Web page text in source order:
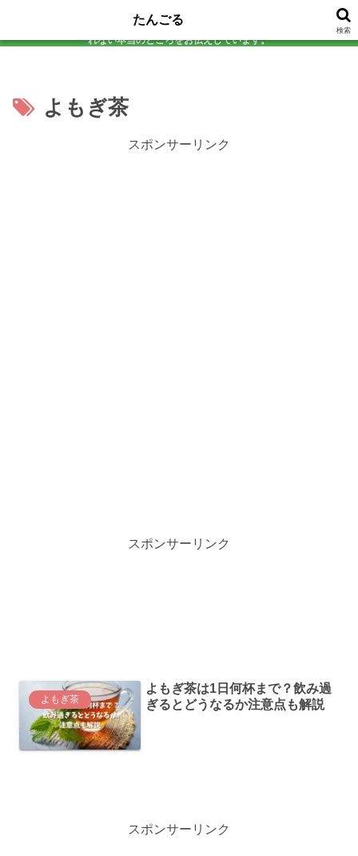
アラフォーの美容と健康を真剣に考える研究所。 気になる食品は必ず自分で試
してから判定！添加物チェックから効果検証まで、 口コミサイトじゃ教えてく
れない本当のところをお伝えしています。
本サイトのコンテンツには、プロモーションが含まれています。
よもぎ茶
スポンサーリンク
スポンサーリンク
よもぎ茶
よもぎ茶は1日何杯まで？飲み過
ぎるとどうなるか注意点も解説
スポンサーリンク
たんごる
検索